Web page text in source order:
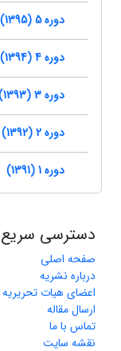
دوره 5 (1395)
دوره 4 (1394)
دوره 3 (1393)
دوره 2 (1392)
دوره 1 (1391)
دسترسی سریع
صفحه اصلی
درباره نشریه
اعضای هیات تحریریه
ارسال مقاله
تماس با ما
نقشه سایت